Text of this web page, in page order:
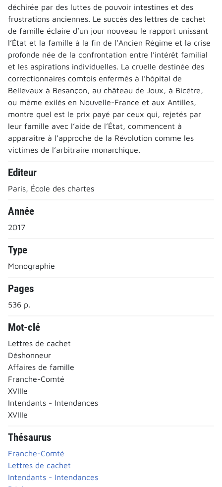
déchirée par des luttes de pouvoir intestines et des
frustrations anciennes. Le succès des lettres de cachet
de famille éclaire d’un jour nouveau le rapport unissant
l’État et la famille à la fin de l’Ancien Régime et la crise
profonde née de la confrontation entre l’intérêt familial
et les aspirations individuelles. La cruelle destinée des
correctionnaires comtois enfermés à l’hôpital de
Bellevaux à Besançon, au château de Joux, à Bicêtre,
ou même exilés en Nouvelle-France et aux Antilles,
montre quel est le prix payé par ceux qui, rejetés par
leur famille avec l’aide de l’État, commencent à
apparaître à l’approche de la Révolution comme les
victimes de l’arbitraire monarchique.
Editeur
Paris, École des chartes
Année
2017
Type
Monographie
Pages
536 p.
Mot-clé
Lettres de cachet
Déshonneur
Affaires de famille
Franche-Comté
XVIIIe
Intendants - Intendances
XVIIIe
Thésaurus
Franche-Comté
Lettres de cachet
Intendants - Intendances